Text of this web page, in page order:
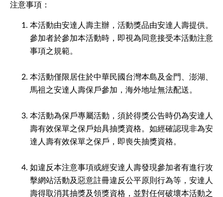
注意事項：
本活動由安達人壽主辦，活動獎品由安達人壽提供。
參加者於參加本活動時，即視為同意接受本活動注意
事項之規範。
本活動僅限居住於中華民國台灣本島及金門、澎湖、
馬祖之安達人壽保戶參加，海外地址無法配送。
本活動為保戶專屬活動，須於得獎公告時仍為安達人
壽有效保單之保戶始具抽獎資格。如經確認現非為安
達人壽有效保單之保戶，即喪失抽獎資格。
如違反本注意事項或經安達人壽發現參加者有進行攻
擊網站活動及惡意註冊違反公平原則行為等，安達人
壽得取消其抽獎及領獎資格，並對任何破壞本活動之